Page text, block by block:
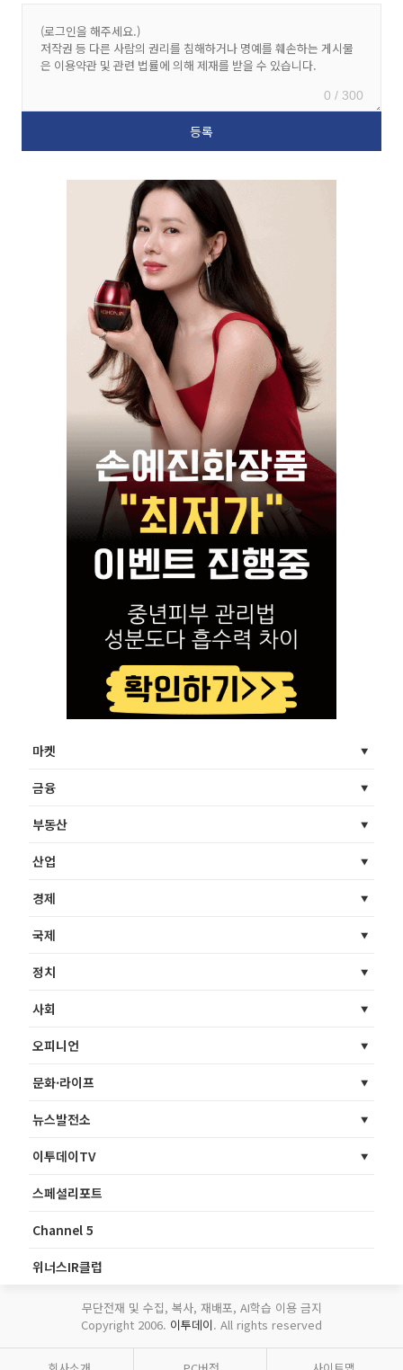
0 / 300
마켓
금융
부동산
산업
경제
국제
정치
사회
오피니언
문화·라이프
뉴스발전소
이투데이TV
스페셜리포트
Channel 5
위너스IR클럽
무단전재 및 수집, 복사, 재배포, AI학습 이용 금지
Copyright 2006. 이투데이. All rights reserved